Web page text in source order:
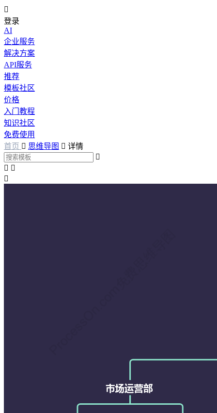

登录
AI
企业服务
解决方案
API服务
推荐
模板社区
价格
入门教程
知识社区
免费使用
首页  思维导图  详情

 
